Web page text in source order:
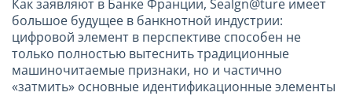
Как заявляют в Банке Франции, Sealgn@ture имеет
большое будущее в банкнотной индустрии:
цифровой элемент в перспективе способен не
только полностью вытеснить традиционные
машиночитаемые признаки, но и частично
«затмить» основные идентификационные элементы